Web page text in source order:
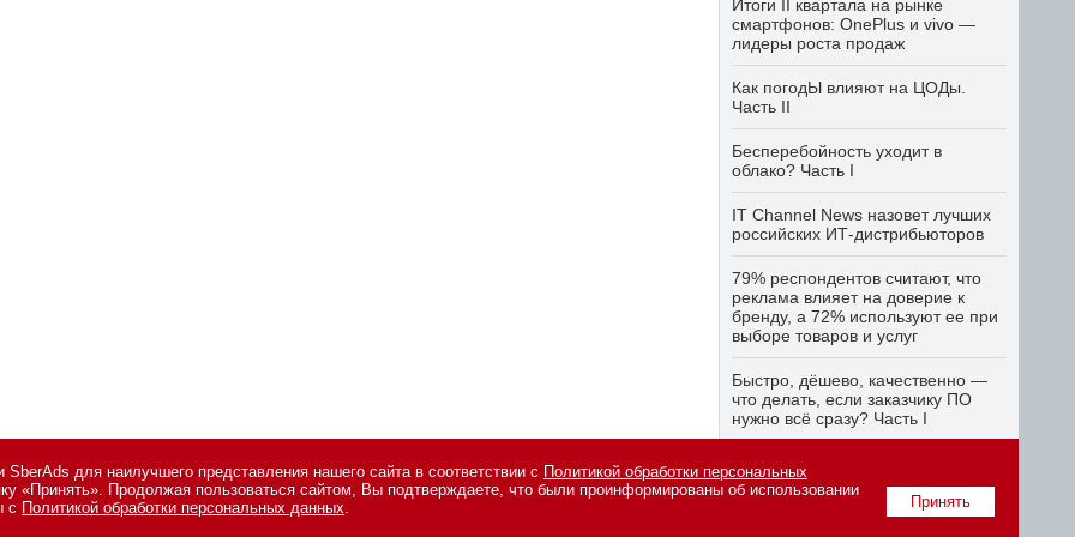
Итоги II квартала на рынке
смартфонов: OnePlus и vivo —
лидеры роста продаж
Как погодЫ влияют на ЦОДы.
Часть II
Бесперебойность уходит в
облако? Часть I
IT Channel News назовет лучших
российских ИТ-дистрибьюторов
79% респондентов считают, что
реклама влияет на доверие к
бренду, а 72% используют ее при
выборе товаров и услуг
Быстро, дёшево, качественно —
что делать, если заказчику ПО
нужно всё сразу? Часть I
данных,информация об авторских правах и порядке использования материалов сайта
495 974-22-60 (доб. 1500). Факс: +7 495 974-22-63. E-mail:
Принять
для наилучшего представления нашего сайта в соответствии с Политикой обработки персональных
«Принять». Продолжая пользоваться сайтом, Вы подтверждаете, что были проинформированы об использовании
с Политикой обработки персональных данных.